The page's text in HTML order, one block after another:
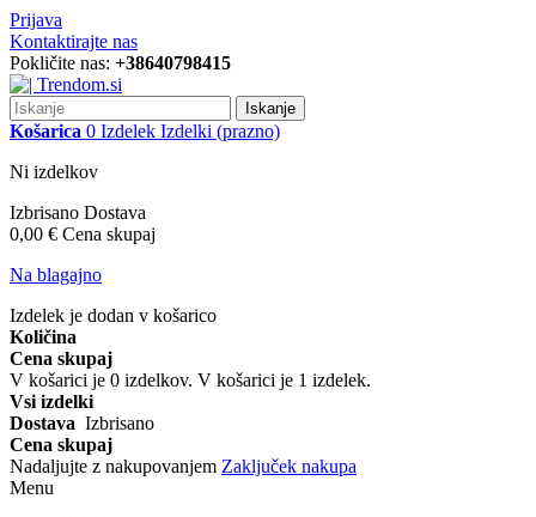
Prijava
Kontaktirajte nas
Pokličite nas: +38640798415
Iskanje
Košarica 0 Izdelek Izdelki (prazno)
Ni izdelkov
Izbrisano Dostava
0,00 € Cena skupaj
Na blagajno
Izdelek je dodan v košarico
Količina
Cena skupaj
V košarici je 0 izdelkov. V košarici je 1 izdelek.
Vsi izdelki
Dostava Izbrisano
Cena skupaj
Nadaljujte z nakupovanjem Zaključek nakupa
Menu